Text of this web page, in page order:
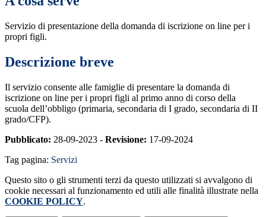
Servizio di presentazione della domanda di iscrizione on line per i
propri figli.
Descrizione breve
Il servizio consente alle famiglie di presentare la domanda di
iscrizione on line per i propri figli al primo anno di corso della
scuola dell’obbligo (primaria, secondaria di I grado, secondaria di II
grado/CFP).
Pubblicato: 28-09-2023 - Revisione: 17-09-2024
Tag pagina: Servizi
Questo sito o gli strumenti terzi da questo utilizzati si avvalgono di
cookie necessari al funzionamento ed utili alle finalità illustrate nella
COOKIE POLICY.